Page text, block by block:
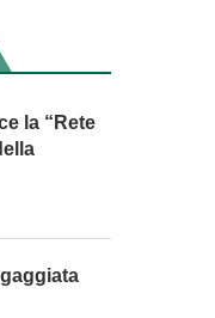
la “Rete